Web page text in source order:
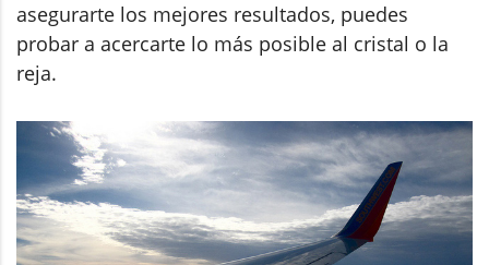
asegurarte los mejores resultados, puedes
probar a acercarte lo más posible al cristal o la
reja.